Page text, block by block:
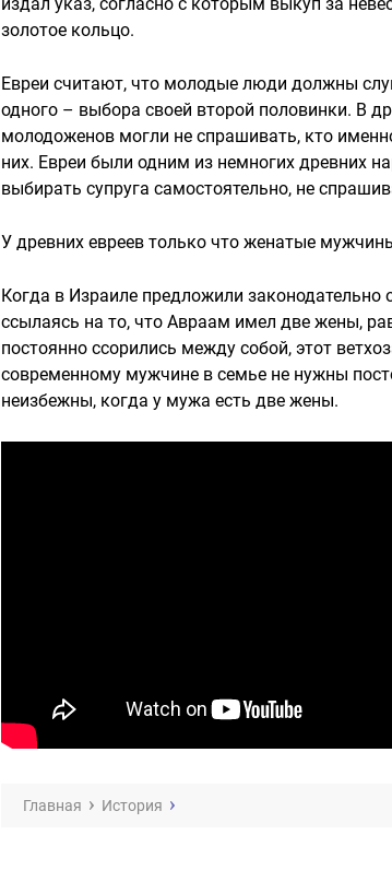
золотое кольцо.
Евреи считают, что молодые люди должны
одного – выбора своей второй половинки. В
молодоженов могли не спрашивать, кто
них. Евреи были одним из немногих древних
выбирать супруга самостоятельно, не
У древних евреев только что женатые
Когда в Израиле предложили
ссылаясь на то, что Авраам имел две жены,
постоянно ссорились между собой, этот
современному мужчине в семье не нужны
неизбежны, когда у мужа есть две жены.
Главная История